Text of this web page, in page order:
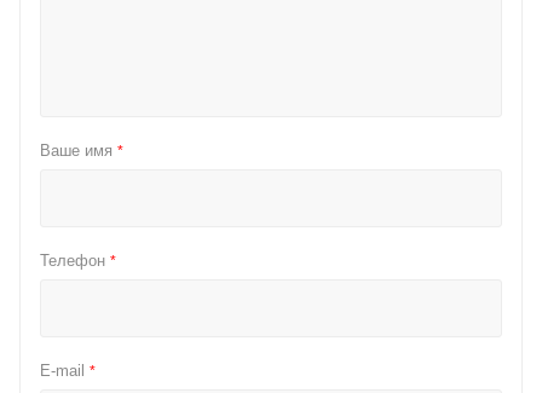
Ваше имя *
Телефон *
E-mail *